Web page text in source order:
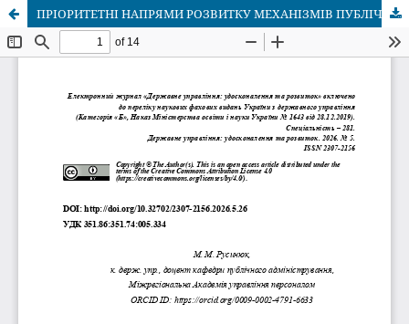
ПРІОРИТЕТНІ НАПРЯМИ РОЗВИТКУ МЕХАНІЗМІВ ПУБЛІЧНОГО УПРАВЛІННЯ У СФЕРІ РОЗБУДОВИ НАЦІОНАЛЬНОЇ СТІЙКОСТІ